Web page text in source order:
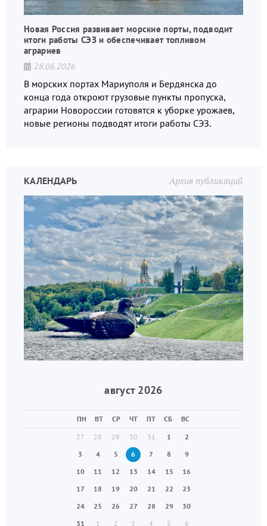
Новая Россия развивает морские порты, подводит
итоги работы СЭЗ и обеспечивает топливом
аграриев
28.06.2026
В морских портах Мариуполя и Бердянска до
конца года откроют грузовые пункты пропуска,
аграрии Новороссии готовятся к уборке урожаев,
новые регионы подводят итоги работы СЭЗ.
Архив публикаций
КАЛЕНДАРЬ
август 2026
ПН ВТ СР ЧТ ПТ СБ
ВС
27
28 29 30 31 1
2
3
4 5 6 7 8
9
10
11 12 13 14 15
16
17
18 19 20 21 22
23
24
25 26 27 28 29
30
31
1 2 3 4 5 6